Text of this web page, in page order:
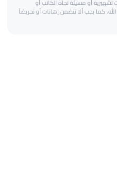
تشهيرية أو مسيئة تجاه الكاتب أو
كما يجب ألا تتضمن إهانات أو تحريضاً